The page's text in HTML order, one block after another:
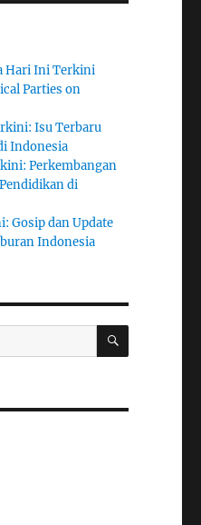
Hari Ini Terkini
Parties on
Isu Terbaru
Indonesia
Perkembangan
di
Gosip dan Update
Indonesia
SEARCH